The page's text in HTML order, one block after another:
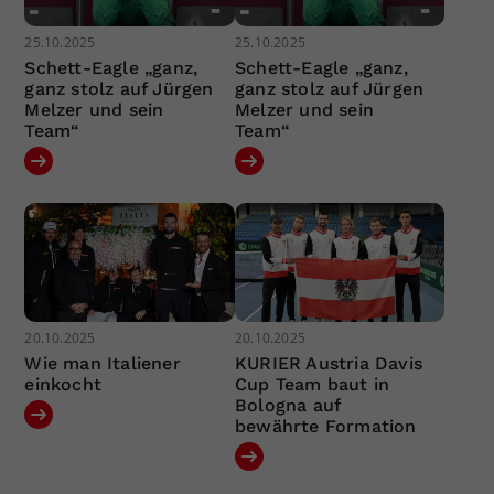
25.10.2025
Schett-Eagle „ganz,
ganz stolz auf Jürgen
Melzer und sein
Team“
25.10.2025
Schett-Eagle „ganz,
ganz stolz auf Jürgen
Melzer und sein
Team“
20.10.2025
Wie man Italiener
einkocht
20.10.2025
KURIER Austria Davis
Cup Team baut in
Bologna auf
bewährte Formation